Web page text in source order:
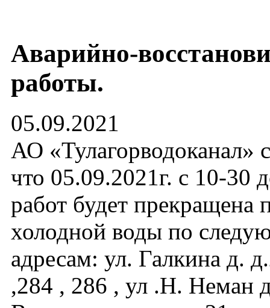
Аварийно-
работы.
05.09.2021
АО «Тулагорводоканал»
что 05.09.2021г. с 10-30
работ будет прекращена
холодной воды по
адресам: ул. Галкина д.
,284 , 286 , ул .Н. Неман